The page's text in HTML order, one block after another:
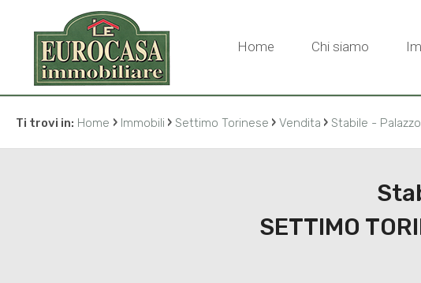
Home Chi siamo
Ti trovi in: Home › Immobili › Settimo Torinese › Vendita › Stabile - Palazzo
SETTIMO